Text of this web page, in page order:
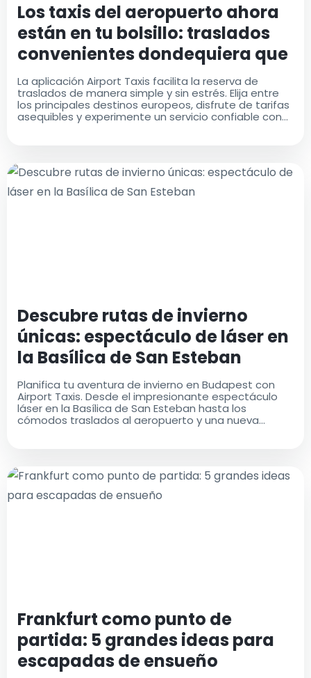
Los taxis del aeropuerto ahora
están en tu bolsillo: traslados
convenientes dondequiera que
estés
La aplicación Airport Taxis facilita la reserva de
traslados de manera simple y sin estrés. Elija entre
los principales destinos europeos, disfrute de tarifas
asequibles y experimente un servicio confiable con
Descubre rutas de invierno
únicas: espectáculo de láser en
la Basílica de San Esteban
Planifica tu aventura de invierno en Budapest con
Airport Taxis. Desde el impresionante espectáculo
láser en la Basílica de San Esteban hasta los
cómodos traslados al aeropuerto y una nueva
Frankfurt como punto de
partida: 5 grandes ideas para
escapadas de ensueño